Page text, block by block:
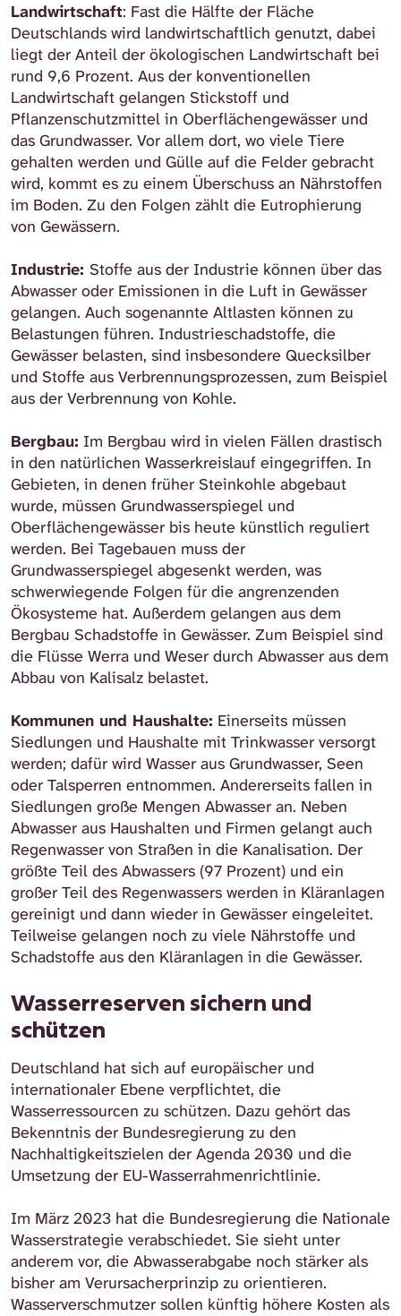
Landwirtschaft: Fast die Hälfte der Fläche
Deutschlands wird landwirtschaftlich genutzt, dabei
liegt der Anteil der ökologischen Landwirtschaft bei
rund 9,6 Prozent. Aus der konventionellen
Landwirtschaft gelangen Stickstoff und
Pflanzenschutzmittel in Oberflächengewässer und
das Grundwasser. Vor allem dort, wo viele Tiere
gehalten werden und Gülle auf die Felder gebracht
wird, kommt es zu einem Überschuss an Nährstoffen
im Boden. Zu den Folgen zählt die Eutrophierung
von Gewässern.
Industrie: Stoffe aus der Industrie können über das
Abwasser oder Emissionen in die Luft in Gewässer
gelangen. Auch sogenannte Altlasten können zu
Belastungen führen. Industrieschadstoffe, die
Gewässer belasten, sind insbesondere Quecksilber
und Stoffe aus Verbrennungsprozessen, zum Beispiel
aus der Verbrennung von Kohle.
Bergbau: Im Bergbau wird in vielen Fällen drastisch
in den natürlichen Wasserkreislauf eingegriffen. In
Gebieten, in denen früher Steinkohle abgebaut
wurde, müssen Grundwasserspiegel und
Oberflächengewässer bis heute künstlich reguliert
werden. Bei Tagebauen muss der
Grundwasserspiegel abgesenkt werden, was
schwerwiegende Folgen für die angrenzenden
Ökosysteme hat. Außerdem gelangen aus dem
Bergbau Schadstoffe in Gewässer. Zum Beispiel sind
die Flüsse Werra und Weser durch Abwasser aus dem
Abbau von Kalisalz belastet.
Kommunen und Haushalte: Einerseits müssen
Siedlungen und Haushalte mit Trinkwasser versorgt
werden; dafür wird Wasser aus Grundwasser, Seen
oder Talsperren entnommen. Andererseits fallen in
Siedlungen große Mengen Abwasser an. Neben
Abwasser aus Haushalten und Firmen gelangt auch
Regenwasser von Straßen in die Kanalisation. Der
größte Teil des Abwassers (97 Prozent) und ein
großer Teil des Regenwassers werden in Kläranlagen
gereinigt und dann wieder in Gewässer eingeleitet.
Teilweise gelangen noch zu viele Nährstoffe und
Schadstoffe aus den Kläranlagen in die Gewässer.
Wasserreserven sichern und
schützen
Deutschland hat sich auf europäischer und
internationaler Ebene verpflichtet, die
Wasserressourcen zu schützen. Dazu gehört das
Bekenntnis der Bundesregierung zu den
Nachhaltigkeitszielen der Agenda 2030 und die
Umsetzung der EU-Wasserrahmenrichtlinie.
Im März 2023 hat die Bundesregierung die Nationale
Wasserstrategie verabschiedet. Sie sieht unter
anderem vor, die Abwasserabgabe noch stärker als
bisher am Verursacherprinzip zu orientieren.
Wasserverschmutzer sollen künftig höhere Kosten als